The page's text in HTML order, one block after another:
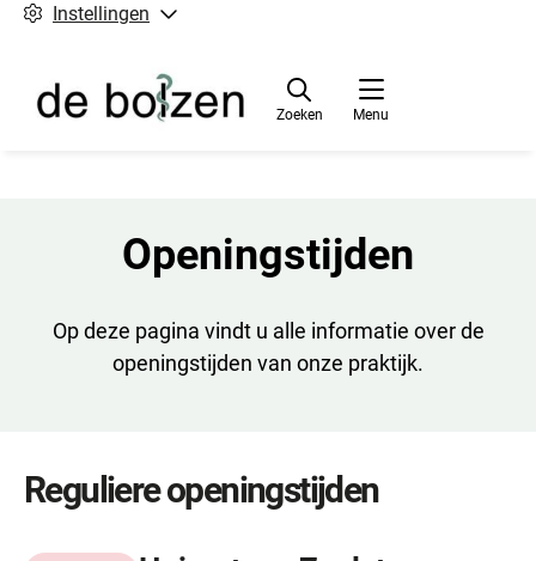
Instellingen
Menu
Zoeken
Openingstijden
Op deze pagina vindt u alle informatie over de
openingstijden van onze praktijk.
Reguliere openingstijden